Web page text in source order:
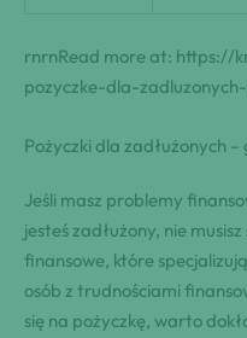
rnrnRead more at: https://
pozyczke-dla-
Pożyczki dla zadłużonych –
Jeśli masz problemy
jesteś zadłużony, nie
finansowe, które
osób z trudnościami
się na pożyczkę, warto